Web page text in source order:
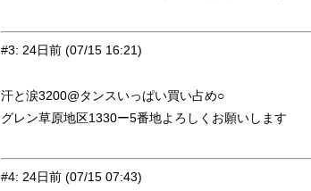
#3: 24日前 (07/15 16:21)
汗と涙3200@タンスいっぱい買い占め○
グレン草原地区1330ー5番地よろしくお願いします
#4: 24日前 (07/15 07:43)